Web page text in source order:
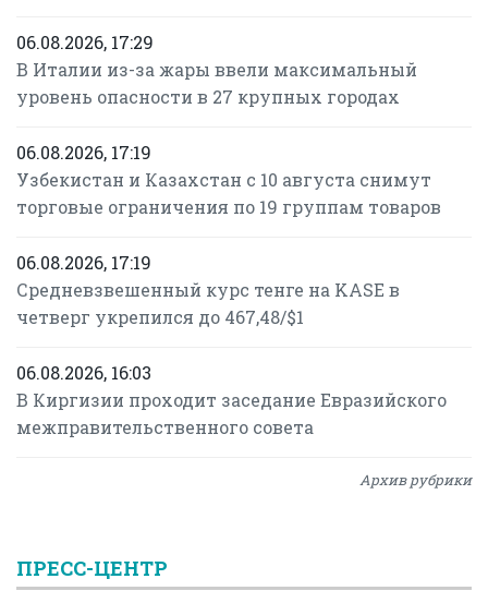
06.08.2026, 17:29
В Италии из-за жары ввели максимальный
уровень опасности в 27 крупных городах
06.08.2026, 17:19
Узбекистан и Казахстан с 10 августа снимут
торговые ограничения по 19 группам товаров
06.08.2026, 17:19
Средневзвешенный курс тенге на KASE в
четверг укрепился до 467,48/$1
06.08.2026, 16:03
В Киргизии проходит заседание Евразийского
межправительственного совета
Архив рубрики
ПРЕСС-ЦЕНТР